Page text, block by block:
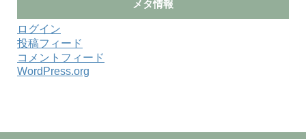
メタ情報
ログイン
投稿フィード
コメントフィード
WordPress.org